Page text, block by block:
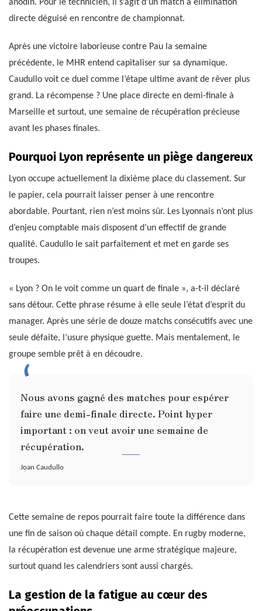
anodin. Pour le technicien, il s’agit d’un match à élimination
directe déguisé en rencontre de championnat.
Après une victoire laborieuse contre Pau la semaine
précédente, le MHR entend capitaliser sur sa dynamique.
Caudullo voit ce duel comme l’étape ultime avant de rêver plus
grand. La récompense ? Une place directe en demi-finale à
Marseille et surtout, une semaine de récupération précieuse
avant les phases finales.
Pourquoi Lyon représente un piège dangereux
Lyon occupe actuellement la dixième place du classement. Sur
le papier, cela pourrait laisser penser à une rencontre
abordable. Pourtant, rien n’est moins sûr. Les Lyonnais n’ont plus
d’enjeu comptable mais disposent d’un effectif de grande
qualité. Caudullo le sait parfaitement et met en garde ses
troupes.
« Lyon ? On le voit comme un quart de finale », a-t-il déclaré
sans détour. Cette phrase résume à elle seule l’état d’esprit du
manager. Après une série de douze matchs consécutifs avec une
seule défaite, l’usure physique guette. Mais mentalement, le
groupe semble prêt à en découdre.
Nous avons gagné des matches pour espérer
faire une demi-finale directe. Point hyper
important : on veut avoir une semaine de
récupération.
Joan Caudullo
Cette semaine de repos pourrait faire toute la différence dans
une fin de saison où chaque détail compte. En rugby moderne,
la récupération est devenue une arme stratégique majeure,
surtout quand les calendriers sont aussi chargés.
La gestion de la fatigue au cœur des